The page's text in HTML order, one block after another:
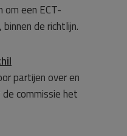
om een ECT-
de richtlijn.
partijen over en
commissie het